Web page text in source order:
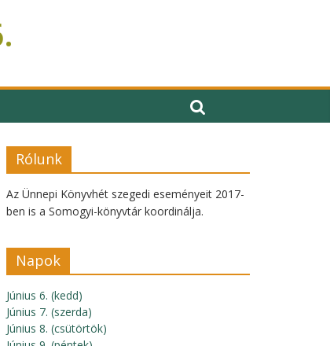
Rólunk
Az Ünnepi Könyvhét szegedi eseményeit 2017-
ben is a Somogyi-könyvtár koordinálja.
Napok
Június 6. (kedd)
Június 7. (szerda)
Június 8. (csütörtök)